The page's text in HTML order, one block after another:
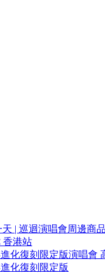
天 | 巡迴演唱會周邊商品
香港站
化復刻限定版演唱會
化復刻限定版